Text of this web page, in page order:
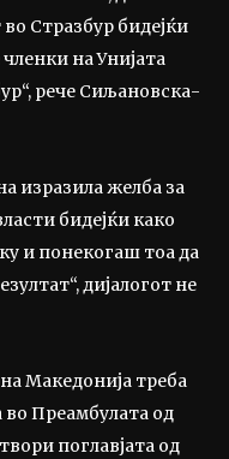
Стразбур бидејќи
на Унијата
рече Сиљановска-
изразила желба за
бидејќи како
и понекогаш тоа да
дијалогот не
Македонија треба
во Преамбулата од
поглавјата од